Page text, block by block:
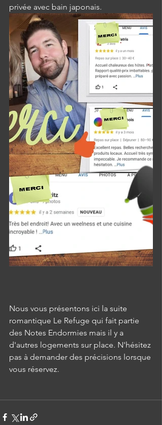
privée avec bain japonais.
Nous vous présentons ici la suite
romantique Le Refuge qui fait partie
des Notes Endormies mais il y a
d'autres logements sur place. N'hésitez
pas à demander des précisions lorsque
vous réservez.